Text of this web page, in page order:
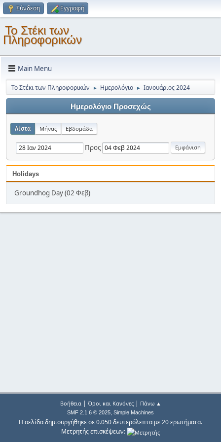
Σύνδεση Εγγραφή
Το Στέκι των
Πληροφορικών
Main Menu
Το Στέκι των Πληροφορικών ► Ημερολόγιο ► Ιανουάριος 2024
Ημερολόγιο Προσεχώς
Λίστα Μήνας Εβδομάδα
Προς
Holidays
Groundhog Day (02 Φεβ)
Βοήθεια| Όροι και Κανόνες| Πάνω ▲
SMF 2.1.6 © 2025, Simple Machines
Η σελίδα δημιουργήθηκε σε 0.050 δευτερόλεπτα με 20 ερωτήματα.
Μετρητής επισκέψεων: